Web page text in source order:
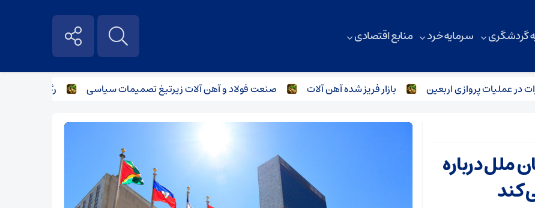
گردشگری سرمایه خرد منابع اقتصادی
عملیات پروازی اربعین بازار فریز شده آهن آلات صنعت فولاد و آهن آلات زیر‌تیغ تصمیمات سیاسی رگبار پراکنده در
درباره
کند